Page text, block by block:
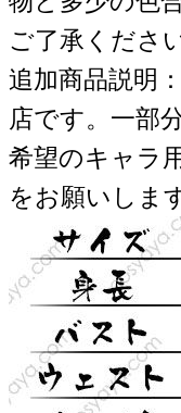
ご了承ください
追加商品説明
店です。一部
希望のキャラ
をお願いしま